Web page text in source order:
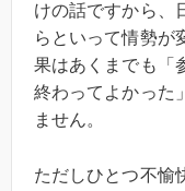
けの話ですから、
らといって情勢が
果はあくまでも「
終わってよかった
ません。
ただしひとつ不愉